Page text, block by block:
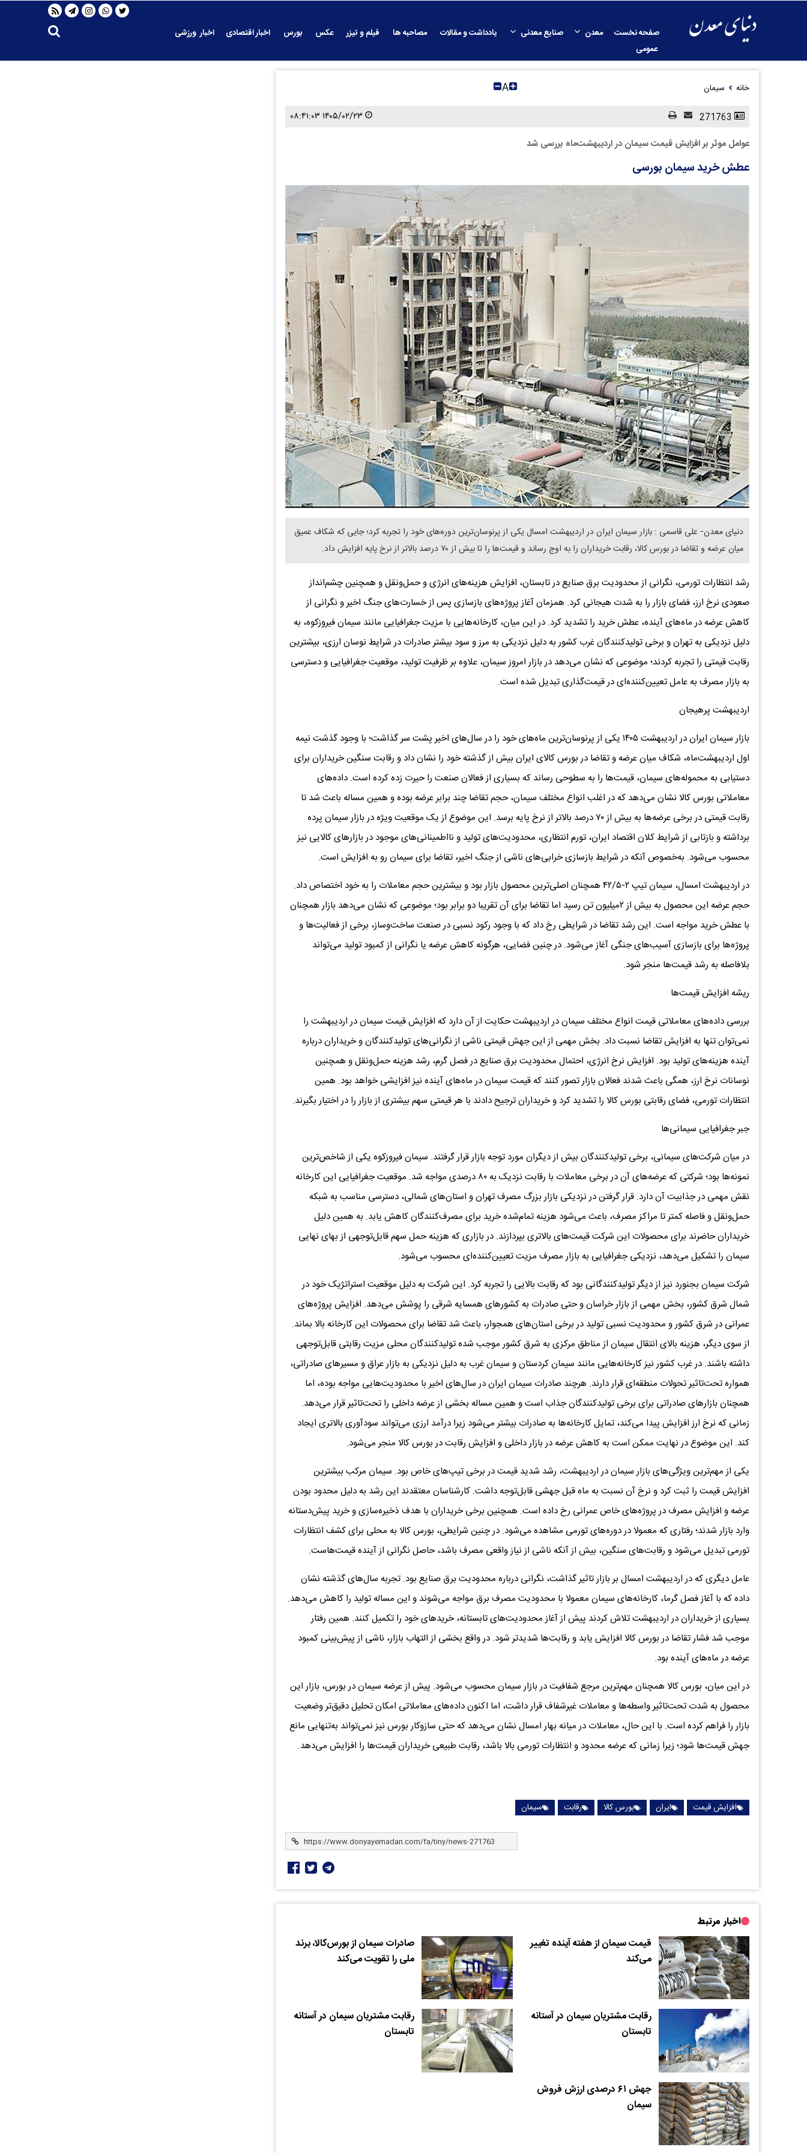
صفحه نخست معدن صنایع معدنی یادداشت و مقالات مصاحبه ها فیلم و تیزر عکس بورس اخبار اقتصادی
اخبار ورزشی
عمومی
خانه سیمان A
۱۴۰۵/۰۲/۲۳ ۰۸:۴۱:۰۳
عوامل موثر بر افزایش قیمت سیمان در اردیبهشت‌ماه بررسی شد
عطش خرید سیمان بورسی
دنیای معدن- علی قاسمی : بازار سیمان ایران در اردیبهشت‌ امسال یکی از پرنوسان‌ترین دوره‌های خود را تجربه کرد؛ جایی که شکاف عمیق
میان عرضه و تقاضا در بورس کالا، رقابت خریداران را به اوج رساند و قیمت‌ها را تا بیش از ۷۰ درصد بالاتر از نرخ پایه افزایش داد.
رشد انتظارات تورمی، نگرانی از محدودیت برق صنایع در تابستان، افزایش هزینه‌های انرژی و حمل‌ونقل و همچنین چشم‌انداز
صعودی نرخ ارز، فضای بازار را به شدت هیجانی کرد. همزمان آغاز پروژه‌های بازسازی پس از خسارت‌های جنگ اخیر و نگرانی از
کاهش عرضه در ماه‌های آینده، عطش خرید را تشدید کرد. در این میان، کارخانه‌هایی با مزیت جغرافیایی مانند سیمان فیروزکوه، به
دلیل نزدیکی به تهران و برخی تولیدکنندگان غرب کشور به دلیل نزدیکی به مرز و سود بیشتر صادرات در شرایط نوسان ارزی، بیشترین
رقابت قیمتی را تجربه کردند؛ موضوعی که نشان می‌دهد در بازار امروز سیمان، علاوه بر ظرفیت تولید، موقعیت جغرافیایی و دسترسی
به بازار مصرف به عامل تعیین‌کننده‌ای در قیمت‌گذاری تبدیل شده است.
اردیبهشت پرهیجان
بازار سیمان ایران در اردیبهشت ۱۴۰۵ یکی از پرنوسان‌ترین ماه‌های خود را در سال‌های اخیر پشت سر گذاشت؛ با وجود گذشت نیمه
اول اردیبهشت‌ماه، شکاف میان عرضه و تقاضا در بورس کالای ایران بیش از گذشته خود را نشان داد و رقابت سنگین خریداران برای
دستیابی به محموله‌های سیمان، قیمت‌ها را به سطوحی رساند که بسیاری از فعالان صنعت را حیرت زده کرده است. داده‌های
معاملاتی بورس کالا نشان می‌دهد که در اغلب انواع مختلف سیمان، حجم تقاضا چند برابر عرضه بوده و همین مساله باعث شد تا
رقابت قیمتی در برخی عرضه‌ها به بیش از ۷۰ درصد بالاتر از نرخ پایه برسد. این موضوع از یک موقعیت ویژه در بازار سیمان پرده
برداشته و بازتابی از شرایط کلان اقتصاد ایران، تورم انتظاری، محدودیت‌های تولید و نااطمینانی‌های موجود در بازارهای کالایی نیز
محسوب می‌شود. به‌خصوص آنکه در شرایط بازسازی خرابی‌های ناشی از جنگ اخیر، تقاضا برای سیمان رو به افزایش است.
در اردیبهشت امسال، سیمان تیپ ۲-۴۲/۵ همچنان اصلی‌ترین محصول بازار بود و بیشترین حجم معاملات را به خود اختصاص داد.
حجم عرضه این محصول به بیش از ۲میلیون تن رسید اما تقاضا برای آن تقریبا دو برابر بود؛ موضوعی که نشان می‌دهد بازار همچنان
با عطش خرید مواجه است. این رشد تقاضا در شرایطی رخ داد که با وجود رکود نسبی در صنعت ساخت‌وساز، برخی از فعالیت‌ها و
پروژه‌ها برای بازسازی آسیب‌های جنگی آغاز می‌شود. در چنین فضایی، هرگونه کاهش عرضه یا نگرانی از کمبود تولید می‌تواند
بلافاصله به رشد قیمت‌ها منجر شود.
ریشه افزایش قیمت‌ها
بررسی داده‌های معاملاتی قیمت انواع مختلف سیمان در اردیبهشت حکایت از آن دارد که افزایش قیمت سیمان در اردیبهشت را
نمی‌توان تنها به افزایش تقاضا نسبت داد. بخش مهمی از این جهش قیمتی ناشی از نگرانی‌های تولیدکنندگان و خریداران درباره
آینده هزینه‌های تولید بود. افزایش نرخ انرژی، احتمال محدودیت برق صنایع در فصل گرم، رشد هزینه حمل‌ونقل و همچنین
نوسانات نرخ ارز، همگی باعث شدند فعالان بازار تصور کنند که قیمت سیمان در ماه‌های آینده نیز افزایشی خواهد بود. همین
انتظارات تورمی، فضای رقابتی بورس کالا را تشدید کرد و خریداران ترجیح دادند با هر قیمتی سهم بیشتری از بازار را در اختیار بگیرند.
جبر جغرافیایی سیمانی‌ها
در میان شرکت‌های سیمانی، برخی تولیدکنندگان بیش از دیگران مورد توجه بازار قرار گرفتند. سیمان فیروزکوه یکی از شاخص‌ترین
نمونه‌ها بود؛ شرکتی که عرضه‌های آن در برخی معاملات با رقابت نزدیک به ۸۰ درصدی مواجه شد. موقعیت جغرافیایی این کارخانه
نقش مهمی در جذابیت آن دارد. قرار گرفتن در نزدیکی بازار بزرگ مصرف تهران و استان‌های شمالی، دسترسی مناسب به شبکه
حمل‌ونقل و فاصله کمتر تا مراکز مصرف، باعث می‌شود هزینه تمام‌شده خرید برای مصرف‌کنندگان کاهش یابد. به همین دلیل
خریداران حاضرند برای محصولات این شرکت قیمت‌های بالاتری بپردازند. در بازاری که هزینه حمل سهم قابل‌توجهی از بهای نهایی
سیمان را تشکیل می‌دهد، نزدیکی جغرافیایی به بازار مصرف مزیت تعیین‌کننده‌ای محسوب می‌شود.
شرکت سیمان بجنورد نیز از دیگر تولیدکنندگانی بود که رقابت بالایی را تجربه کرد. این شرکت به دلیل موقعیت استراتژیک خود در
شمال شرق کشور، بخش مهمی از بازار خراسان و حتی صادرات به کشورهای همسایه شرقی را پوشش می‌دهد. افزایش پروژه‌های
عمرانی در شرق کشور و محدودیت نسبی تولید در برخی استان‌های همجوار، باعث شد تقاضا برای محصولات این کارخانه بالا بماند.
از سوی دیگر، هزینه بالای انتقال سیمان از مناطق مرکزی به شرق کشور موجب شده تولیدکنندگان محلی مزیت رقابتی قابل‌توجهی
داشته باشند. در غرب کشور نیز کارخانه‌هایی مانند سیمان کردستان و سیمان غرب به دلیل نزدیکی به بازار عراق و مسیرهای صادراتی،
همواره تحت‌تاثیر تحولات منطقه‌ای قرار دارند. هرچند صادرات سیمان ایران در سال‌های اخیر با محدودیت‌هایی مواجه بوده، اما
همچنان بازارهای صادراتی برای برخی تولیدکنندگان جذاب است و همین مساله بخشی از عرضه داخلی را تحت‌تاثیر قرار می‌دهد.
زمانی که نرخ ارز افزایش پیدا می‌کند، تمایل کارخانه‌ها به صادرات بیشتر می‌شود زیرا درآمد ارزی می‌تواند سودآوری بالاتری ایجاد
کند. این موضوع در نهایت ممکن است به کاهش عرضه در بازار داخلی و افزایش رقابت در بورس کالا منجر می‌شود.
یکی از مهم‌ترین ویژگی‌های بازار سیمان در اردیبهشت، رشد شدید قیمت در برخی تیپ‌های خاص بود. سیمان مرکب بیشترین
افزایش قیمت را ثبت کرد و نرخ آن نسبت به ماه قبل جهشی قابل‌توجه داشت. کارشناسان معتقدند این رشد به دلیل محدود بودن
عرضه و افزایش مصرف در پروژه‌های خاص عمرانی رخ داده است. همچنین برخی خریداران با هدف ذخیره‌سازی و خرید پیش‌دستانه
وارد بازار شدند؛ رفتاری که معمولا در دوره‌های تورمی مشاهده می‌شود. در چنین شرایطی، بورس کالا به محلی برای کشف انتظارات
تورمی تبدیل می‌شود و رقابت‌های سنگین، بیش از آنکه ناشی از نیاز واقعی مصرف باشد، حاصل نگرانی از آینده قیمت‌هاست.
عامل دیگری که در اردیبهشت امسال بر بازار تاثیر گذاشت، نگرانی درباره محدودیت برق صنایع بود. تجربه سال‌های گذشته نشان
داده که با آغاز فصل گرما، کارخانه‌های سیمان معمولا با محدودیت مصرف برق مواجه می‌شوند و این مساله تولید را کاهش می‌دهد.
بسیاری از خریداران در اردیبهشت تلاش کردند پیش از آغاز محدودیت‌های تابستانه، خریدهای خود را تکمیل کنند. همین رفتار
موجب شد فشار تقاضا در بورس کالا افزایش یابد و رقابت‌ها شدیدتر شود. در واقع بخشی از التهاب بازار، ناشی از پیش‌بینی کمبود
عرضه در ماه‌های آینده بود.
در این میان، بورس کالا همچنان مهم‌ترین مرجع شفافیت در بازار سیمان محسوب می‌شود. پیش از عرضه سیمان در بورس، بازار این
محصول به شدت تحت‌تاثیر واسطه‌ها و معاملات غیرشفاف قرار داشت، اما اکنون داده‌های معاملاتی امکان تحلیل دقیق‌تر وضعیت
بازار را فراهم کرده است. با این حال، معاملات در میانه بهار امسال نشان می‌دهد که حتی سازوکار بورس نیز نمی‌تواند به‌تنهایی مانع
جهش قیمت‌ها شود؛ زیرا زمانی که عرضه محدود و انتظارات تورمی بالا باشد، رقابت طبیعی خریداران قیمت‌ها را افزایش می‌دهد.
افزایش قیمت ایران بورس کالا رقابت سیمان
اخبار مرتبط
قیمت سیمان از هفته آینده تغییر
می‌کند
صادرات سیمان از بورس‌کالا، برند
ملی را تقویت می‌کند
رقابت مشتریان سیمان در آستانه
تابستان
رقابت مشتریان سیمان در آستانه
تابستان
جهش ۶۱ درصدی ارزش فروش
سیمان